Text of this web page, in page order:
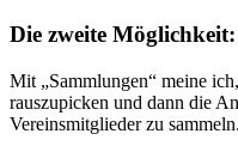
Die zweite
Mit „Sammlungen“ meine
rauszupicken und dann die
Vereinsmitglieder zu